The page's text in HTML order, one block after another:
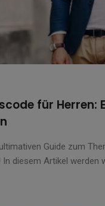
für Herren:
Guide zum
diesem Artikel werden